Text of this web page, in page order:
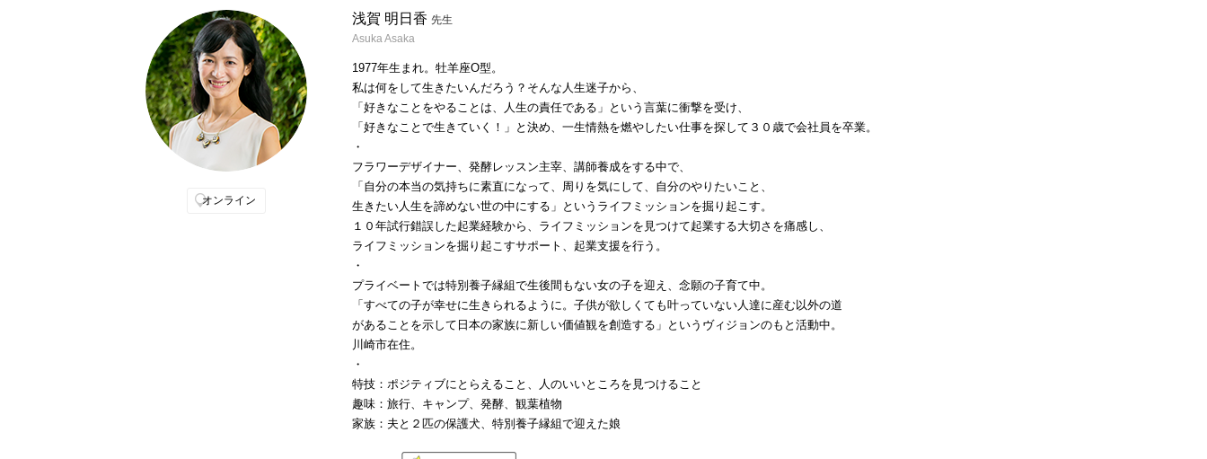
オンライン
浅賀 明日香 先生
Asuka Asaka
1977年生まれ。牡羊座O型。
私は何をして生きたいんだろう？そんな人生迷子から、
「好きなことをやることは、人生の責任である」という言葉に衝撃を受け、
「好きなことで生きていく！」と決め、一生情熱を燃やしたい仕事を探して３０歳で会社員を卒業。
・
フラワーデザイナー、発酵レッスン主宰、講師養成をする中で、
「自分の本当の気持ちに素直になって、周りを気にして、自分のやりたいこと、
生きたい人生を諦めない世の中にする」というライフミッションを掘り起こす。
１０年試行錯誤した起業経験から、ライフミッションを見つけて起業する大切さを痛感し、
ライフミッションを掘り起こすサポート、起業支援を行う。
・
プライベートでは特別養子縁組で生後間もない女の子を迎え、念願の子育て中。
「すべての子が幸せに生きられるように。子供が欲しくても叶っていない人達に産む以外の道
があることを示して日本の家族に新しい価値観を創造する」というヴィジョンのもと活動中。
川崎市在住。
・
特技：ポジティブにとらえること、人のいいところを見つけること
趣味：旅行、キャンプ、発酵、観葉植物
家族：夫と２匹の保護犬、特別養子縁組で迎えた娘